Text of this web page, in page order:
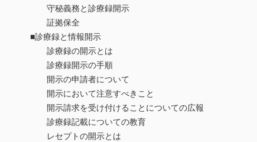
守秘義務と診療録開示
証拠保全
■診療録と情報開示
診療録の開示とは
診療録開示の手順
開示の申請者について
開示において注意すべきこと
開示請求を受け付けることについての広報
診療録記載についての教育
レセプトの開示とは